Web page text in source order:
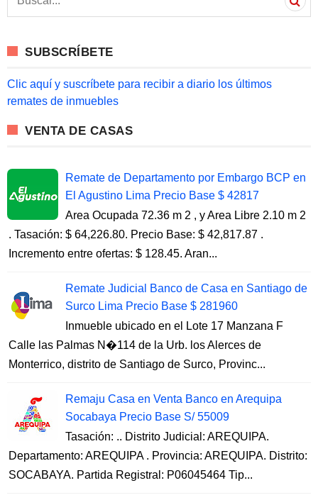
a
h
o
:
SUBSCRÍBETE
Clic aquí y suscríbete para recibir a diario los últimos
remates de inmuebles
VENTA DE CASAS
Remate de Departamento por Embargo BCP en
El Agustino Lima Precio Base $ 42817
Area Ocupada 72.36 m 2 , y Area Libre 2.10 m 2
. Tasación: $ 64,226.80. Precio Base: $ 42,817.87 .
Incremento entre ofertas: $ 128.45. Aran...
Remate Judicial Banco de Casa en Santiago de
Surco Lima Precio Base $ 281960
Inmueble ubicado en el Lote 17 Manzana F
Calle las Palmas N�114 de la Urb. los Alerces de
Monterrico, distrito de Santiago de Surco, Provinc...
Remaju Casa en Venta Banco en Arequipa
Socabaya Precio Base S/ 55009
Tasación: .. Distrito Judicial: AREQUIPA.
Departamento: AREQUIPA . Provincia: AREQUIPA. Distrito:
SOCABAYA. Partida Registral: P06045464 Tip...